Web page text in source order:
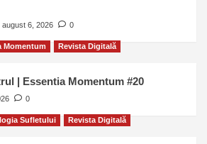
august 6, 2026 0
Momentum Revista Digitală
| Essentia Momentum #20
0
Sufletului Revista Digitală